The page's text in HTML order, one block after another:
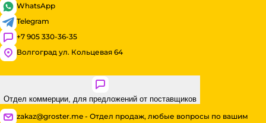
WhatsApp
Telegram
+7 905 330-36-35
Волгоград ул. Кольцевая 64
Отдел коммерции, для предложений от поставщиков
zakaz@groster.me - Отдел продаж, любые вопросы по вашим